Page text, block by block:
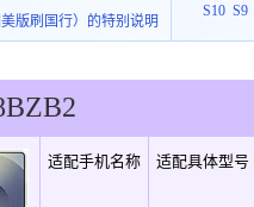
版刷国行）的特别说明
S10 S9
BZB2
适配手机名称 适配具体型号